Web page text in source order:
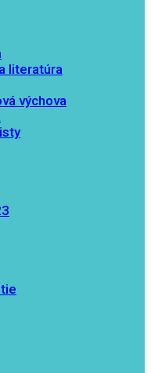
literatúra
výchova